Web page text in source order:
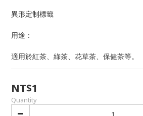
異形定制標籤
用途：
適用於紅茶、綠茶、花草茶、保健茶等。
NT$1
Quantity